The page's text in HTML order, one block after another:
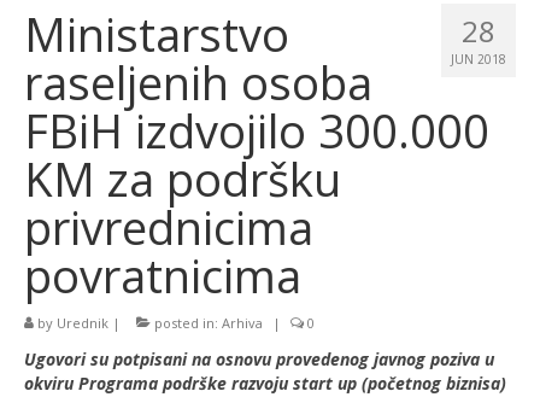
28
JUN 2018
Ministarstvo
raseljenih osoba
FBiH izdvojilo 300.000
KM za podršku
privrednicima
povratnicima
by Urednik | posted in: Arhiva | 0
Ugovori su potpisani na osnovu provedenog javnog poziva u
okviru Programa podrške razvoju start up (početnog biznisa)